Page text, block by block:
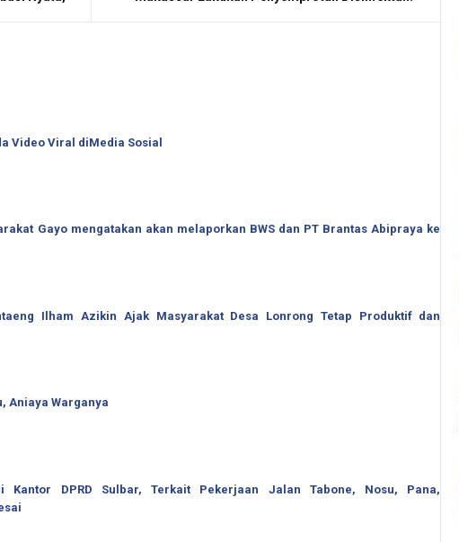
Video Viral diMedia Sosial
Gayo mengatakan akan melaporkan BWS dan PT Brantas Abipraya ke
Ilham Azikin Ajak Masyarakat Desa Lonrong Tetap Produktif dan
Aniaya Warganya
Kantor DPRD Sulbar, Terkait Pekerjaan Jalan Tabone, Nosu, Pana,